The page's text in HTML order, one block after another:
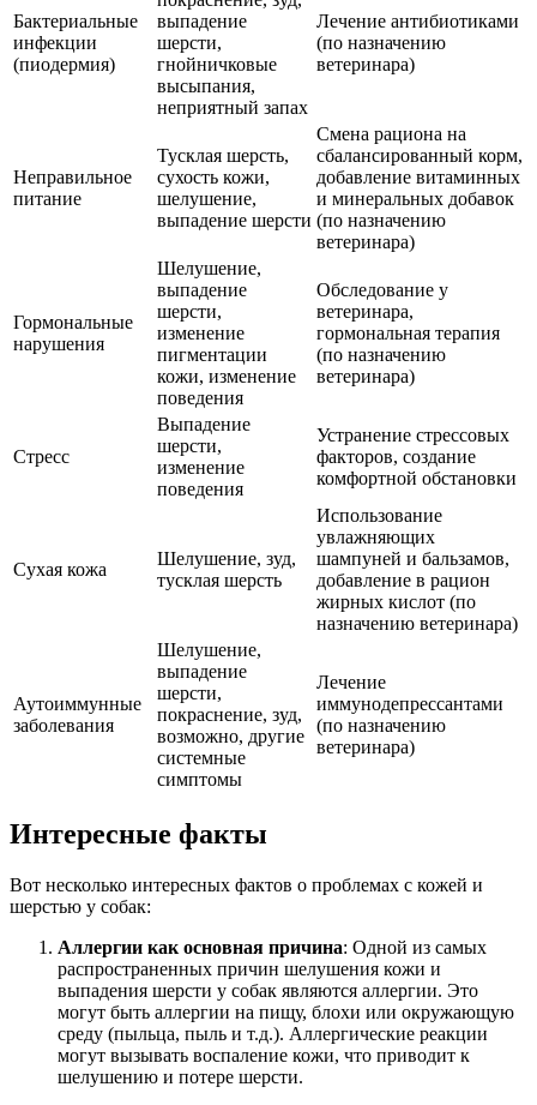
Бактериальные
инфекции
(пиодермия)
выпадение
шерсти,
гнойничковые
высыпания,
неприятный запах
Лечение антибиотиками
(по назначению
ветеринара)
Неправильное
питание
Тусклая шерсть,
сухость кожи,
шелушение,
выпадение шерсти
Смена рациона на
сбалансированный корм,
добавление витаминных
и минеральных добавок
(по назначению
ветеринара)
Гормональные
нарушения
Шелушение,
выпадение
шерсти,
изменение
пигментации
кожи, изменение
поведения
Обследование у
ветеринара,
гормональная терапия
(по назначению
ветеринара)
Стресс
Выпадение
шерсти,
изменение
поведения
Устранение стрессовых
факторов, создание
комфортной обстановки
Сухая кожа
Шелушение, зуд,
тусклая шерсть
Использование
увлажняющих
шампуней и бальзамов,
добавление в рацион
жирных кислот (по
назначению ветеринара)
Аутоиммунные
заболевания
Шелушение,
выпадение
шерсти,
покраснение, зуд,
возможно, другие
системные
симптомы
Лечение
иммунодепрессантами
(по назначению
ветеринара)
Интересные факты
Вот несколько интересных фактов о проблемах с кожей и
шерстью у собак:
Аллергии как основная причина: Одной из самых
распространенных причин шелушения кожи и
выпадения шерсти у собак являются аллергии. Это
могут быть аллергии на пищу, блохи или окружающую
среду (пыльца, пыль и т.д.). Аллергические реакции
могут вызывать воспаление кожи, что приводит к
шелушению и потере шерсти.